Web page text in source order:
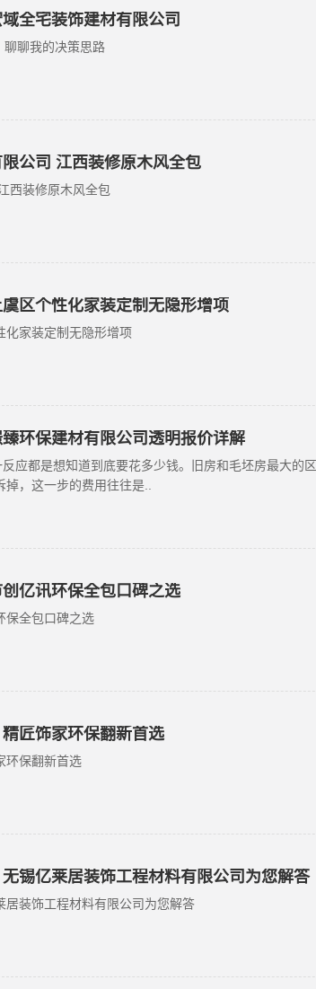
全宅装饰建材有限公司
聊我的决策思路
公司 江西装修原木风全包
西装修原木风全包
区个性化家装定制无隐形增项
化家装定制无隐形增项
环保建材有限公司透明报价详解
应都是想知道到底要花多少钱。旧房和毛坯房最大的区
，这一步的费用往往是..
亿讯环保全包口碑之选
保全包口碑之选
匠饰家环保翻新首选
环保翻新首选
锡亿莱居装饰工程材料有限公司为您解答
装饰工程材料有限公司为您解答